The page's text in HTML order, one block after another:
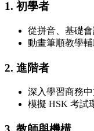
1. 初學者
從拼音、基礎會
動畫筆順教學輔
2. 進階者
深入學習商務中
模擬 HSK 考試